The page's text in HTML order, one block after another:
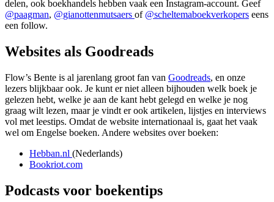
delen, ook boekhandels hebben vaak een Instagram-account. Geef
@paagman, @gianottenmutsaers of @scheltemaboekverkopers eens
een follow.
Websites als Goodreads
Flow’s Bente is al jarenlang groot fan van Goodreads, en onze
lezers blijkbaar ook. Je kunt er niet alleen bijhouden welk boek je
gelezen hebt, welke je aan de kant hebt gelegd en welke je nog
graag wilt lezen, maar je vindt er ook artikelen, lijstjes en interviews
vol met leestips. Omdat de website internationaal is, gaat het vaak
wel om Engelse boeken. Andere websites over boeken:
Hebban.nl (Nederlands)
Bookriot.com
Podcasts voor boekentips